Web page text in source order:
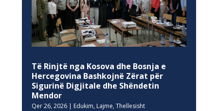
Të Rinjtë nga Kosova dhe Bosnja e
Hercegovina Bashkojnë Zërat për
Sigurinë Digjitale dhe Shëndetin
Mendor
Qer 26, 2026| Edukim, Lajme, Thellesisht